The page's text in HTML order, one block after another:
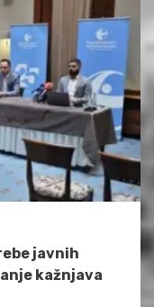
javnih
kažnjava